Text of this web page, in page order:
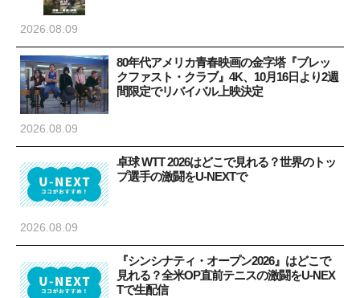
2026.08.09
80年代アメリカ青春映画の金字塔『ブレッ
クファスト・クラブ』4K、10月16日より2週
間限定でリバイバル上映決定
2026.08.09
卓球 WTT 2026はどこで見れる？世界のトッ
プ選手の激闘をU-NEXTで
2026.08.09
『シンシナティ・オープン2026』はどこで
見れる？全米OP直前テニスの激闘をU-NEX
Tで生配信